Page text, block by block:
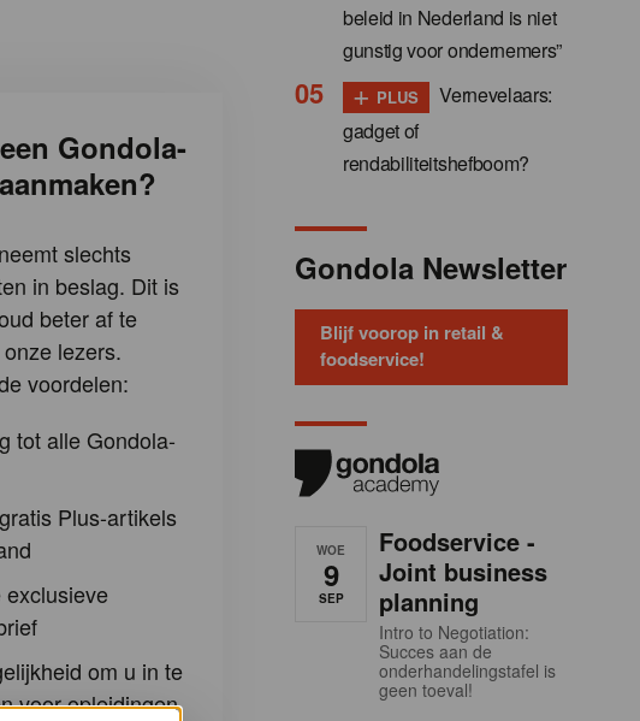
Gondola-
slechts
in beslag. Dit is
beter af te
lezers.
voordelen:
tot alle Gondola-
Plus-artikels
exclusieve
om u in te
voor opleidingen
beleid in Nederland is niet
gunstig voor ondernemers”
+ PLUS
Vernevelaars:
gadget of
rendabiliteitshefboom?
Gondola Newsletter
Blijf voorop in retail &
foodservice!
WOE
9
SEP
Foodservice -
Joint business
planning
Intro to Negotiation:
Succes aan de
onderhandelingstafel is
geen toeval!